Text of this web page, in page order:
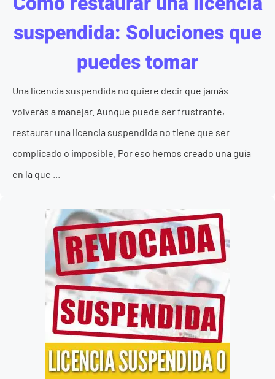
suspendida: Soluciones que
puedes tomar
Una licencia suspendida no quiere decir que jamás
volverás a manejar. Aunque puede ser frustrante,
restaurar una licencia suspendida no tiene que ser
complicado o imposible. Por eso hemos creado una guía
en la que ...